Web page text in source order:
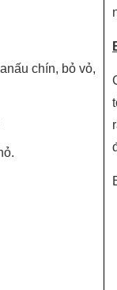
chín, bỏ vỏ,